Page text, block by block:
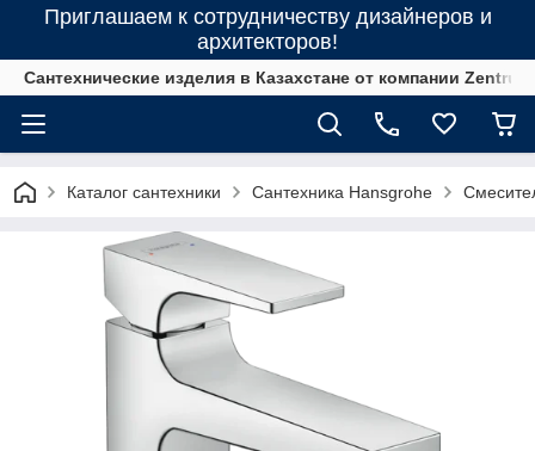
Приглашаем к сотрудничеству дизайнеров и
архитекторов!
Сантехнические изделия в Казахстане от компании Zentrum
Каталог сантехники Сантехника Hansgrohe